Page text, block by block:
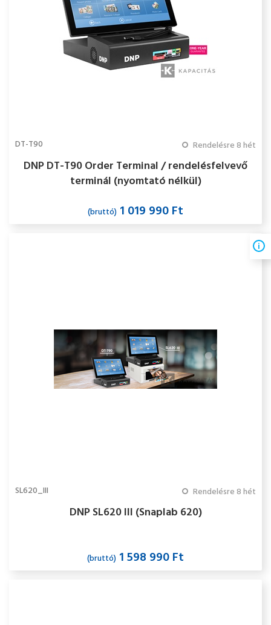
DT-T90 Rendelésre 8 hét
DNP DT-T90 Order Terminal / rendelésfelvevő
terminál (nyomtató nélkül)
(bruttó) 1 019 990 Ft
SL620_III Rendelésre 8 hét
DNP SL620 III (Snaplab 620)
(bruttó) 1 598 990 Ft